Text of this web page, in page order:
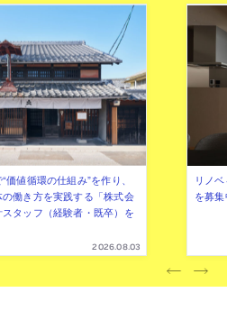
値循環の仕組み”を作り、
働き方を実践する「株式会
タッフ（経験者・既卒）を
2026.08.03
リノ
を募